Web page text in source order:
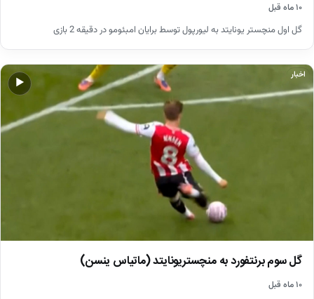
۱۰ ماه قبل
گل اول منچستر یونایتد به لیورپول توسط برایان امبئومو در دقیقه 2 بازی
▶
اخبار
گل سوم برنتفورد به منچستریونایتد (ماتیاس ینسن)
۱۰ ماه قبل